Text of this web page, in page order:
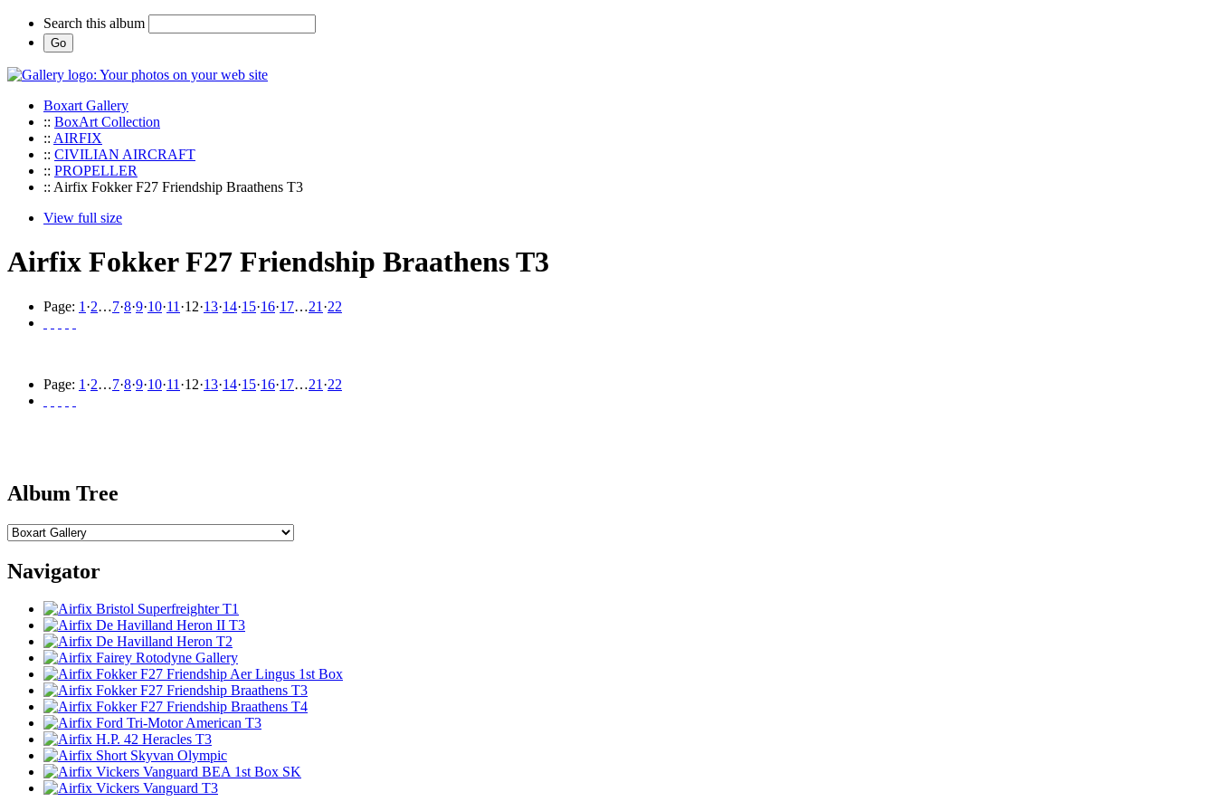
Search this album
Boxart Gallery
:: BoxArt Collection
:: AIRFIX
:: CIVILIAN AIRCRAFT
:: PROPELLER
:: Airfix Fokker F27 Friendship Braathens T3
View full size
Airfix Fokker F27 Friendship Braathens T3
Page: 1 ·2…7·8·9·10·11 ·12·13·14·15·16·17…21 ·22
Page: 1 ·2…7·8·9·10·11 ·12·13·14·15·16·17…21 ·22
Album Tree
Navigator